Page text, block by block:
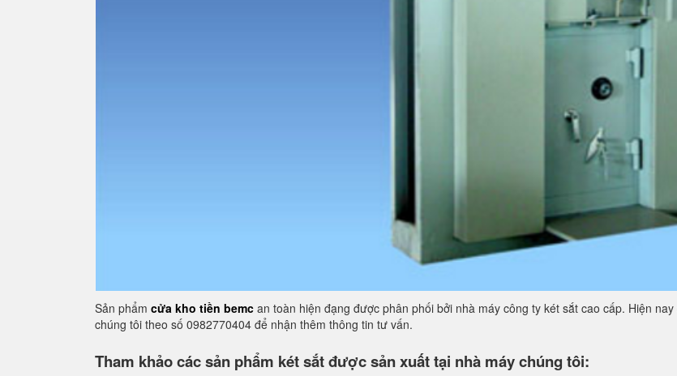
Sản phẩm cửa kho tiền bemc an toàn hiện đạng được phân phối bởi nhà máy công ty két sắt cao cấp. Hiện
chúng tôi theo số 0982770404 để nhận thêm thông tin tư vấn.
Tham khảo các sản phẩm két sắt được sản xuất tại nhà máy chúng tôi: